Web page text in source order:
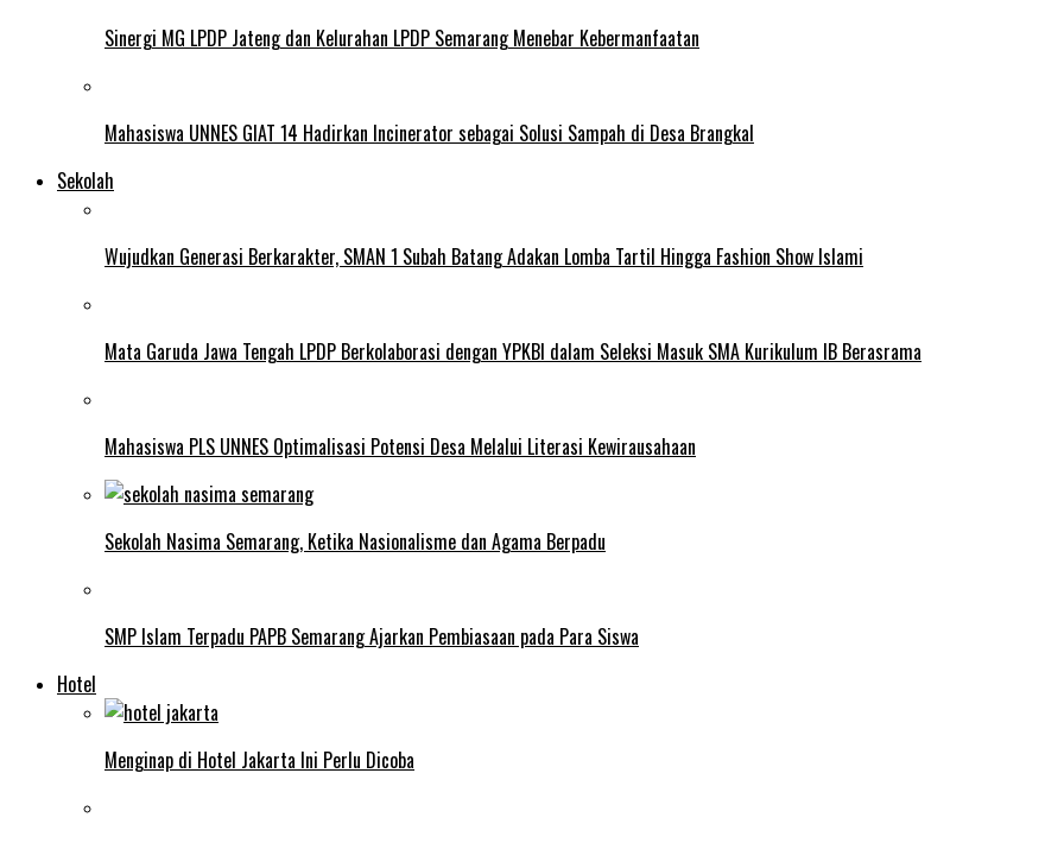
Sinergi MG LPDP Jateng dan Kelurahan LPDP Semarang Menebar Kebermanfaatan
Mahasiswa UNNES GIAT 14 Hadirkan Incinerator sebagai Solusi Sampah di Desa Brangkal
Sekolah
Wujudkan Generasi Berkarakter, SMAN 1 Subah Batang Adakan Lomba Tartil Hingga Fashion Show Islami
Mata Garuda Jawa Tengah LPDP Berkolaborasi dengan YPKBI dalam Seleksi Masuk SMA Kurikulum IB Berasrama
Mahasiswa PLS UNNES Optimalisasi Potensi Desa Melalui Literasi Kewirausahaan
Sekolah Nasima Semarang, Ketika Nasionalisme dan Agama Berpadu
SMP Islam Terpadu PAPB Semarang Ajarkan Pembiasaan pada Para Siswa
Hotel
Menginap di Hotel Jakarta Ini Perlu Dicoba